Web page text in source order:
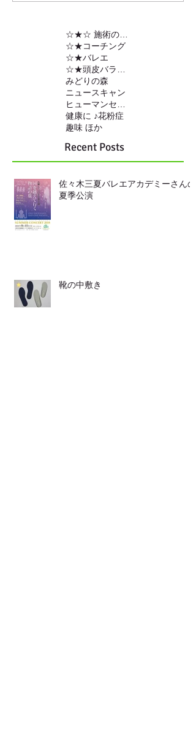
☆★コーチング
☆★バレエ
みどりの森
ニュースキャン
健康に ♪花粉症
趣味 ほか
Recent Posts
佐々木三夏バレエアカデミーさんの
夏季公演
靴の中敷き